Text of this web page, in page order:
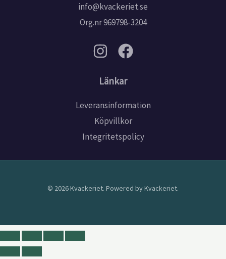
info@kvackeriet.se
Org.nr 969798-3204
Länkar
Leveransinformation
Köpvillkor
Integritetspolicy
© 2026 Kvackeriet. Powered by Kvackeriet.